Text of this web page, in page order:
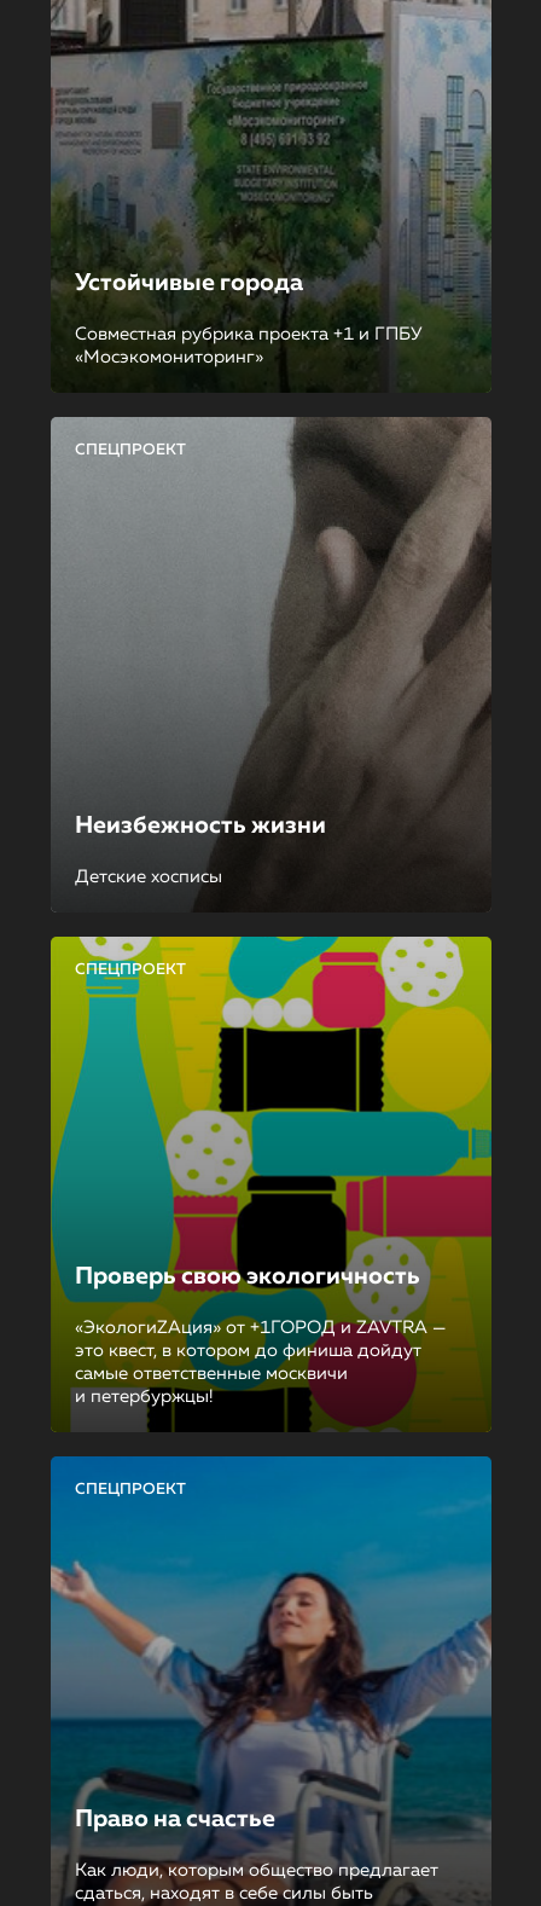
Устойчивые города
Совместная рубрика проекта +1 и ГПБУ
«Мосэкомониторинг»
СПЕЦПРОЕКТ
Неизбежность жизни
Детские хосписы
СПЕЦПРОЕКТ
Проверь свою экологичность
«ЭкологиZAция» от +1ГОРОД и ZAVTRA —
это квест, в котором до финиша дойдут
самые ответственные москвичи
и петербуржцы!
СПЕЦПРОЕКТ
Право на счастье
Как люди, которым общество предлагает
сдаться, находят в себе силы быть